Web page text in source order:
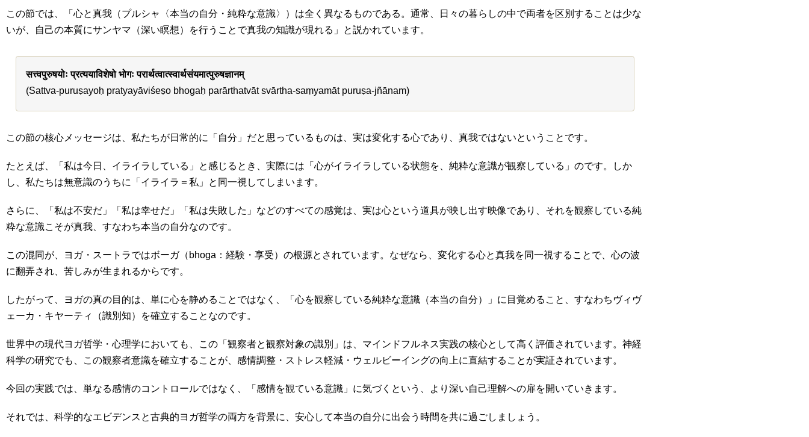
この節では、「心と真我（プルシャ〈本当の自分・純粋な意識〉）は全く異なるものである。通常、日々の暮らしの中で両者を区別することは少な
いが、自己の本質にサンヤマ（深い瞑想）を行うことで真我の知識が現れる」と説かれています。
सत्त्वपुरुषयोः प्रत्ययाविशेषो भोगः परार्थत्वात्स्वार्थसंयमात्पुरुषज्ञानम्
(Sattva-puruṣayoḥ pratyayāviśeṣo bhogaḥ parārthatvāt svārtha-saṃyamāt puruṣa-jñānam)
この節の核心メッセージは、私たちが日常的に「自分」だと思っているものは、実は変化する心であり、真我ではないということです。
たとえば、「私は今日、イライラしている」と感じるとき、実際には「心がイライラしている状態を、純粋な意識が観察している」のです。しか
し、私たちは無意識のうちに「イライラ＝私」と同一視してしまいます。
さらに、「私は不安だ」「私は幸せだ」「私は失敗した」などのすべての感覚は、実は心という道具が映し出す映像であり、それを観察している純
粋な意識こそが真我、すなわち本当の自分なのです。
この混同が、ヨガ・スートラではボーガ（bhoga：経験・享受）の根源とされています。なぜなら、変化する心と真我を同一視することで、心の波
に翻弄され、苦しみが生まれるからです。
したがって、ヨガの真の目的は、単に心を静めることではなく、「心を観察している純粋な意識（本当の自分）」に目覚めること、すなわちヴィヴ
ェーカ・キヤーティ（識別知）を確立することなのです。
世界中の現代ヨガ哲学・心理学においても、この「観察者と観察対象の識別」は、マインドフルネス実践の核心として高く評価されています。神経
科学の研究でも、この観察者意識を確立することが、感情調整・ストレス軽減・ウェルビーイングの向上に直結することが実証されています。
今回の実践では、単なる感情のコントロールではなく、「感情を観ている意識」に気づくという、より深い自己理解への扉を開いていきます。
それでは、科学的なエビデンスと古典的ヨガ哲学の両方を背景に、安心して本当の自分に出会う時間を共に過ごしましょう。